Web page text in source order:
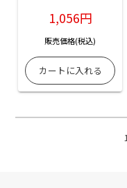
1,056円
販売価格(税込)